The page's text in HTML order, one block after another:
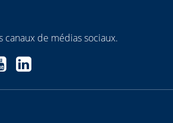
canaux de médias sociaux.